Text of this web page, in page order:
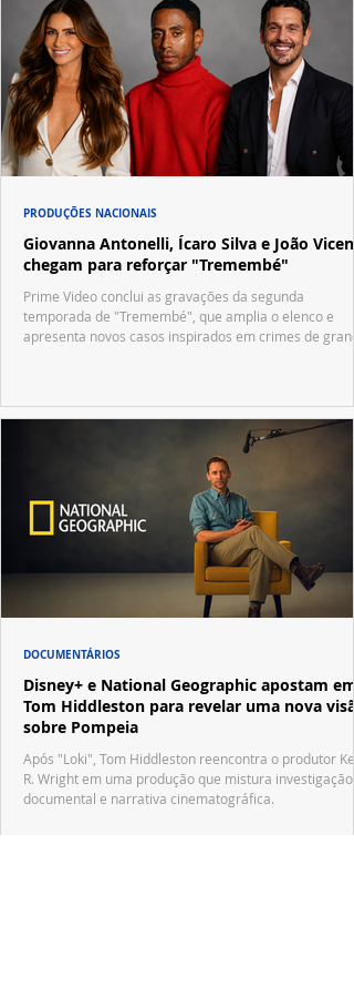
Giovanna Antonelli, Ícaro Silva e João
chegam para reforçar "Tremembé"
Prime Video conclui as gravações da segunda
temporada de "Tremembé", que amplia o elenco e
apresenta novos casos inspirados em crimes de
PRODUÇÕES NACIONAIS
Disney+ e National Geographic apostam em
Tom Hiddleston para revelar uma nova
sobre Pompeia
Após "Loki", Tom Hiddleston reencontra o produtor
R. Wright em uma produção que mistura investigação
documental e narrativa cinematográfica.
DOCUMENTÁRIOS